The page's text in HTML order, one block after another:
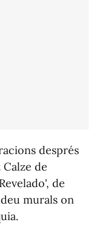
després
de
de
murals on